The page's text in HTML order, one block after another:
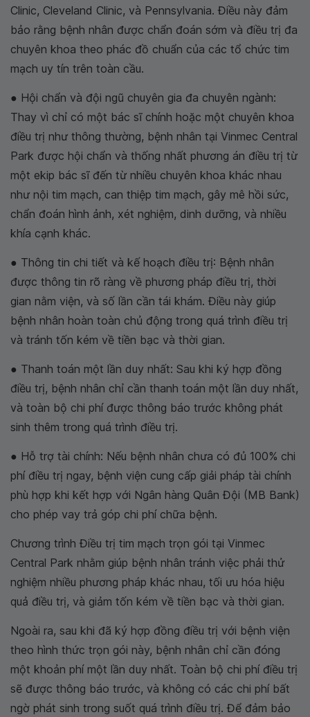
Clinic, Cleveland Clinic, và Pennsylvania. Điều này đảm
bảo rằng bệnh nhân được chẩn đoán sớm và điều trị đa
chuyên khoa theo phác đồ chuẩn của các tổ chức tim
mạch uy tín trên toàn cầu.
● Hội chẩn và đội ngũ chuyên gia đa chuyên ngành:
Thay vì chỉ có một bác sĩ chính hoặc một chuyên khoa
điều trị như thông thường, bệnh nhân tại Vinmec Central
Park được hội chẩn và thống nhất phương án điều trị từ
một ekip bác sĩ đến từ nhiều chuyên khoa khác nhau
như nội tim mạch, can thiệp tim mạch, gây mê hồi sức,
chẩn đoán hình ảnh, xét nghiệm, dinh dưỡng, và nhiều
khía cạnh khác.
● Thông tin chi tiết và kế hoạch điều trị: Bệnh nhân
được thông tin rõ ràng về phương pháp điều trị, thời
gian nằm viện, và số lần cần tái khám. Điều này giúp
bệnh nhân hoàn toàn chủ động trong quá trình điều trị
và tránh tốn kém về tiền bạc và thời gian.
● Thanh toán một lần duy nhất: Sau khi ký hợp đồng
điều trị, bệnh nhân chỉ cần thanh toán một lần duy nhất,
và toàn bộ chi phí được thông báo trước không phát
sinh thêm trong quá trình điều trị.
● Hỗ trợ tài chính: Nếu bệnh nhân chưa có đủ 100% chi
phí điều trị ngay, bệnh viện cung cấp giải pháp tài chính
phù hợp khi kết hợp với Ngân hàng Quân Đội (MB Bank)
cho phép vay trả góp chi phí chữa bệnh.
Chương trình Điều trị tim mạch trọn gói tại Vinmec
Central Park nhằm giúp bệnh nhân tránh việc phải thử
nghiệm nhiều phương pháp khác nhau, tối ưu hóa hiệu
quả điều trị, và giảm tốn kém về tiền bạc và thời gian.
Ngoài ra, sau khi đã ký hợp đồng điều trị với bệnh viện
theo hình thức trọn gói này, bệnh nhân chỉ cần đóng
một khoản phí một lần duy nhất. Toàn bộ chi phí điều trị
sẽ được thông báo trước, và không có các chi phí bất
ngờ phát sinh trong suốt quá trình điều trị. Để đảm bảo